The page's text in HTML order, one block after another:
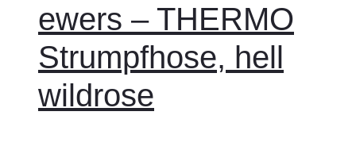
mehrere
Varianten
auf.
Die
ewers – THERMO
Strumpfhose, hell
wildrose